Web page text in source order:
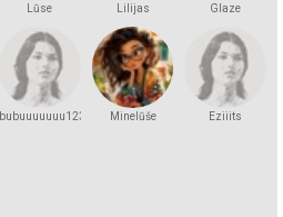
Lūse Lilijas Glaze
bubuuuuuuu123 Minelūše Eziiits